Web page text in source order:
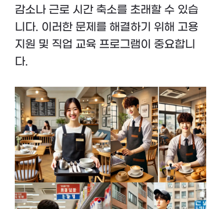
감소나 근로 시간 축소를 초래할 수 있습
니다. 이러한 문제를 해결하기 위해 고용
지원 및 직업 교육 프로그램이 중요합니
다.